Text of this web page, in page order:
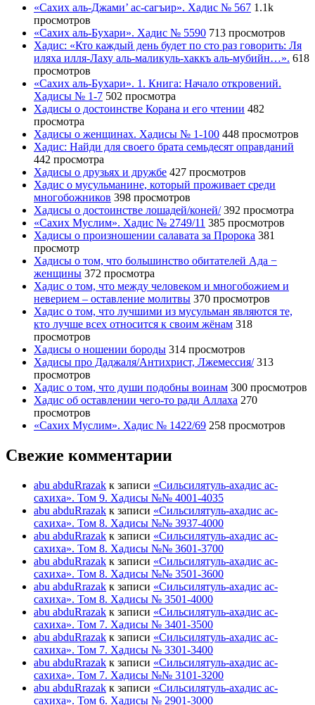
«Сахих аль-Джами’ ас-сагъир». Хадис № 567 1.1k
просмотров
«Сахих аль-Бухари». Хадис № 5590 713 просмотров
Хадис: «Кто каждый день будет по сто раз говорить: Ля
иляха илля-Лаху аль-маликуль-хаккъ аль-мубийн…». 618
просмотров
«Сахих аль-Бухари». 1. Книга: Начало откровений.
Хадисы № 1-7 502 просмотра
Хадисы о достоинстве Корана и его чтении 482
просмотра
Хадисы о женщинах. Хадисы № 1-100 448 просмотров
Хадис: Найди для своего брата семьдесят оправданий
442 просмотра
Хадисы о друзьях и дружбе 427 просмотров
Хадис о мусульманине, который проживает среди
многобожников 398 просмотров
Хадисы о достоинстве лошадей/коней/ 392 просмотра
«Сахих Муслим». Хадис № 2749/11 385 просмотров
Хадисы о произношении салавата за Пророка 381
просмотр
Хадисы о том, что большинство обитателей Ада −
женщины 372 просмотра
Хадис о том, что между человеком и многобожием и
неверием – оставление молитвы 370 просмотров
Хадис о том, что лучшими из мусульман являются те,
кто лучше всех относится к своим жёнам 318
просмотров
Хадисы о ношении бороды 314 просмотров
Хадисы про Даджаля/Антихрист, Лжемессия/ 313
просмотров
Хадис о том, что души подобны воинам 300 просмотров
Хадис об оставлении чего-то ради Аллаха 270
просмотров
«Сахих Муслим». Хадис № 1422/69 258 просмотров
Свежие комментарии
abu abduRrazak к записи «Сильсилятуль-ахадис ас-
сахиха». Том 9. Хадисы №№ 4001-4035
abu abduRrazak к записи «Сильсилятуль-ахадис ас-
сахиха». Том 8. Хадисы №№ 3937-4000
abu abduRrazak к записи «Сильсилятуль-ахадис ас-
сахиха». Том 8. Хадисы №№ 3601-3700
abu abduRrazak к записи «Сильсилятуль-ахадис ас-
сахиха». Том 8. Хадисы №№ 3501-3600
abu abduRrazak к записи «Сильсилятуль-ахадис ас-
сахиха». Том 8. Хадисы № 3501-4000
abu abduRrazak к записи «Сильсилятуль-ахадис ас-
сахиха». Том 7. Хадисы № 3401-3500
abu abduRrazak к записи «Сильсилятуль-ахадис ас-
сахиха». Том 7. Хадисы № 3301-3400
abu abduRrazak к записи «Сильсилятуль-ахадис ас-
сахиха». Том 7. Хадисы №№ 3101-3200
abu abduRrazak к записи «Сильсилятуль-ахадис ас-
сахиха». Том 6. Хадисы № 2901-3000